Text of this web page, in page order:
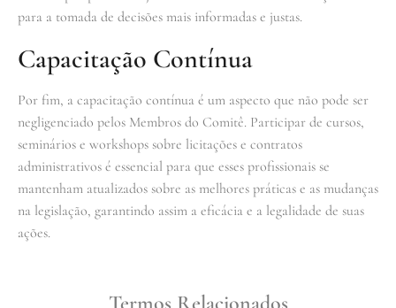
para a tomada de decisões mais informadas e justas.
Capacitação Contínua
Por fim, a capacitação contínua é um aspecto que não pode ser
negligenciado pelos Membros do Comitê. Participar de cursos,
seminários e workshops sobre licitações e contratos
administrativos é essencial para que esses profissionais se
mantenham atualizados sobre as melhores práticas e as mudanças
na legislação, garantindo assim a eficácia e a legalidade de suas
ações.
Termos Relacionados